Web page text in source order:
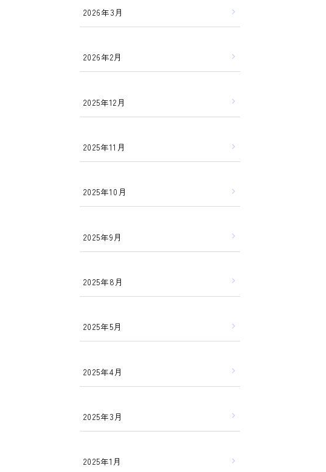
2026年3月
2026年2月
2025年12月
2025年11月
2025年10月
2025年9月
2025年8月
2025年5月
2025年4月
2025年3月
2025年1月